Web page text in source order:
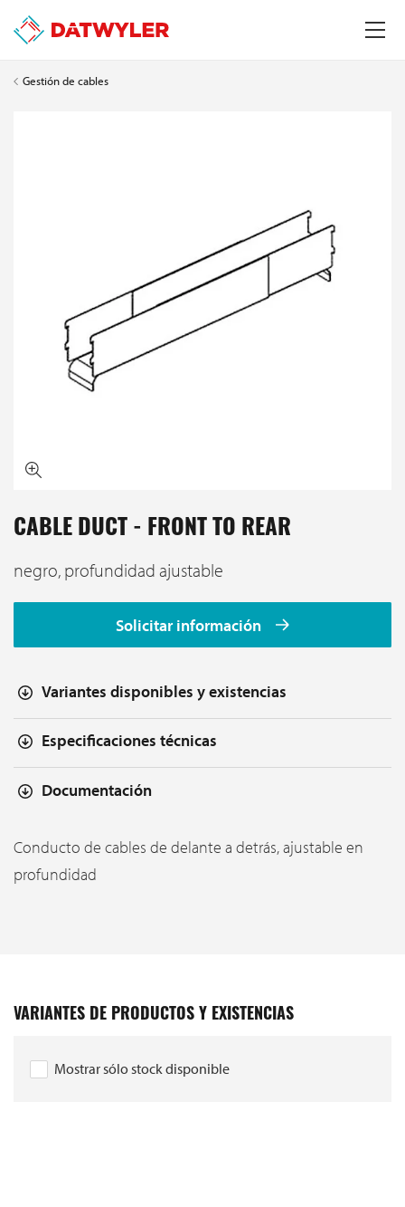
Gestión de cables
CABLE DUCT - FRONT TO REAR
negro, profundidad ajustable
Solicitar información
Variantes disponibles y existencias
Especificaciones técnicas
Documentación
Conducto de cables de delante a detrás, ajustable en
profundidad
VARIANTES DE PRODUCTOS Y EXISTENCIAS
Mostrar sólo stock disponible